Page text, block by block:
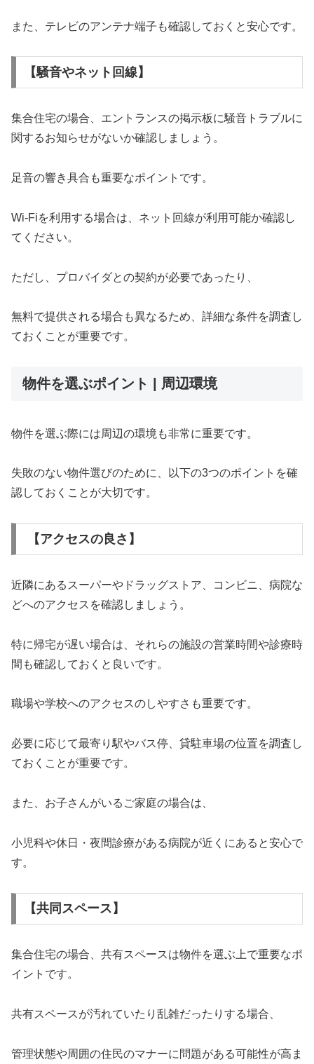
また、テレビのアンテナ端子も確認しておくと安心です。
【騒音やネット回線】
集合住宅の場合、エントランスの掲示板に騒音トラブルに
関するお知らせがないか確認しましょう。
足音の響き具合も重要なポイントです。
Wi-Fiを利用する場合は、ネット回線が利用可能か確認し
てください。
ただし、プロバイダとの契約が必要であったり、
無料で提供される場合も異なるため、詳細な条件を調査し
ておくことが重要です。
物件を選ぶポイント | 周辺環境
物件を選ぶ際には周辺の環境も非常に重要です。
失敗のない物件選びのために、以下の3つのポイントを確
認しておくことが大切です。
【アクセスの良さ】
近隣にあるスーパーやドラッグストア、コンビニ、病院な
どへのアクセスを確認しましょう。
特に帰宅が遅い場合は、それらの施設の営業時間や診療時
間も確認しておくと良いです。
職場や学校へのアクセスのしやすさも重要です。
必要に応じて最寄り駅やバス停、貸駐車場の位置を調査し
ておくことが重要です。
また、お子さんがいるご家庭の場合は、
小児科や休日・夜間診療がある病院が近くにあると安心で
す。
【共同スペース】
集合住宅の場合、共有スペースは物件を選ぶ上で重要なポ
イントです。
共有スペースが汚れていたり乱雑だったりする場合、
管理状態や周囲の住民のマナーに問題がある可能性が高ま